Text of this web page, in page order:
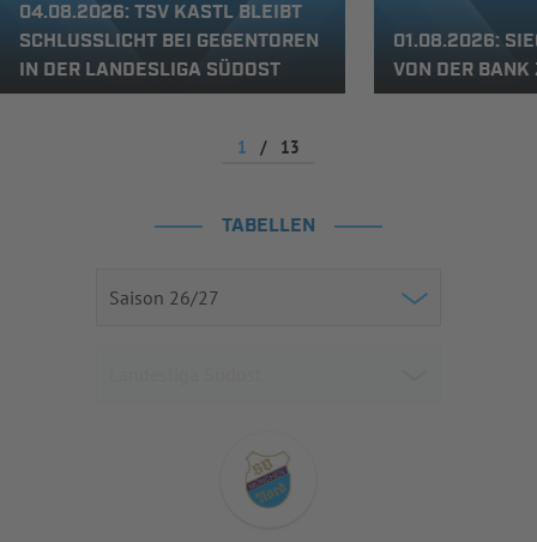
04.08.2026: TSV KASTL BLEIBT
SCHLUSSLICHT BEI GEGENTOREN
IN DER LANDESLIGA SÜDOST
01.08.2026:
VON DER
1 / 13
TABELLEN